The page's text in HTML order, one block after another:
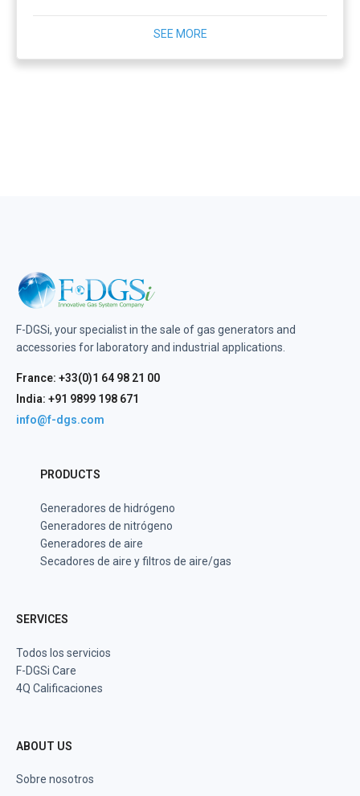
SEE MORE
F-DGSi, your specialist in the sale of gas generators and
accessories for laboratory and industrial applications.
France: +33(0)1 64 98 21 00
India: +91 9899 198 671
info@f-dgs.com
PRODUCTS
Generadores de hidrógeno
Generadores de nitrógeno
Generadores de aire
Secadores de aire y filtros de aire/gas
SERVICES
Todos los servicios
F-DGSi Care
4Q Calificaciones
ABOUT US
Sobre nosotros